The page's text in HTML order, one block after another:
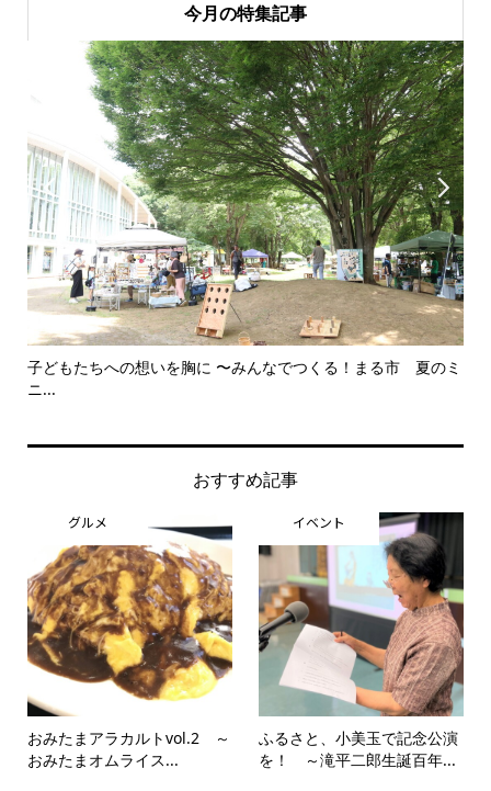
今月の特集記事

子どもたちへの想いを胸に 〜みんなでつくる！まる市 夏のミ
ニ...

おすすめ記事
グルメ
おみたまアラカルトvol.2 ～
おみたまオムライス...
イベント
ふるさと、小美玉で記念公演
を！ ～滝平二郎生誕百年...